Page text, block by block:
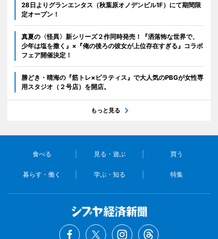
28日よりグランエンタス（秋葉原オノデンビル1F）にて期間限
定オープン！
真夏の〈怪異〉新シリーズ２作同時発売！『洒落怖な世界で、
少年は塩を撒く』×『俺の後ろの彼女が上位存在すぎる』コラボ
フェア開催決定！
勝どき・晴海の『筋トレ×ピラティス』で大人気のPBGが女性専
用スタジオ（２号店）を開店。
もっと見る
食べる 見る・遊ぶ 買う
暮らす・働く 学ぶ・知る 特集